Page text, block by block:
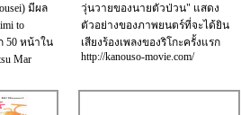
มีผล
to
50 หน้าใน
Mar
วุ่นวายของนายตัวป่วน" แสดง
ตัวอย่างของภาพยนตร์ที่จะได้ยิน
เสียงร้องเพลงของริโกะครั้งแรก
http://kanouso-movie.com/